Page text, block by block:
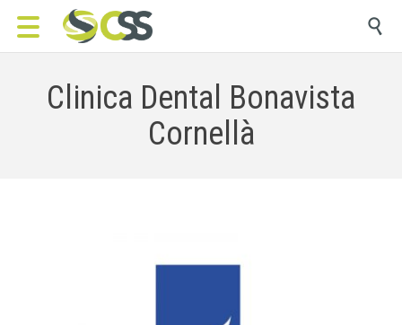

Clinica Dental Bonavista
Cornellà